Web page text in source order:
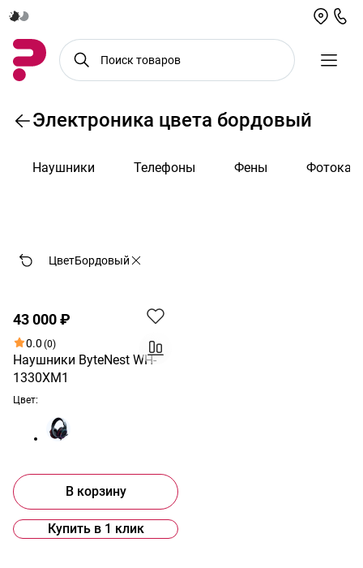
Электроника цвета бордовый
Наушники Телефоны Фены
ЦветБордовый
43 000 ₽
0.0 (0)
Наушники ByteNest WH-
1330XM1
Цвет:
В корзину
Купить в 1 клик